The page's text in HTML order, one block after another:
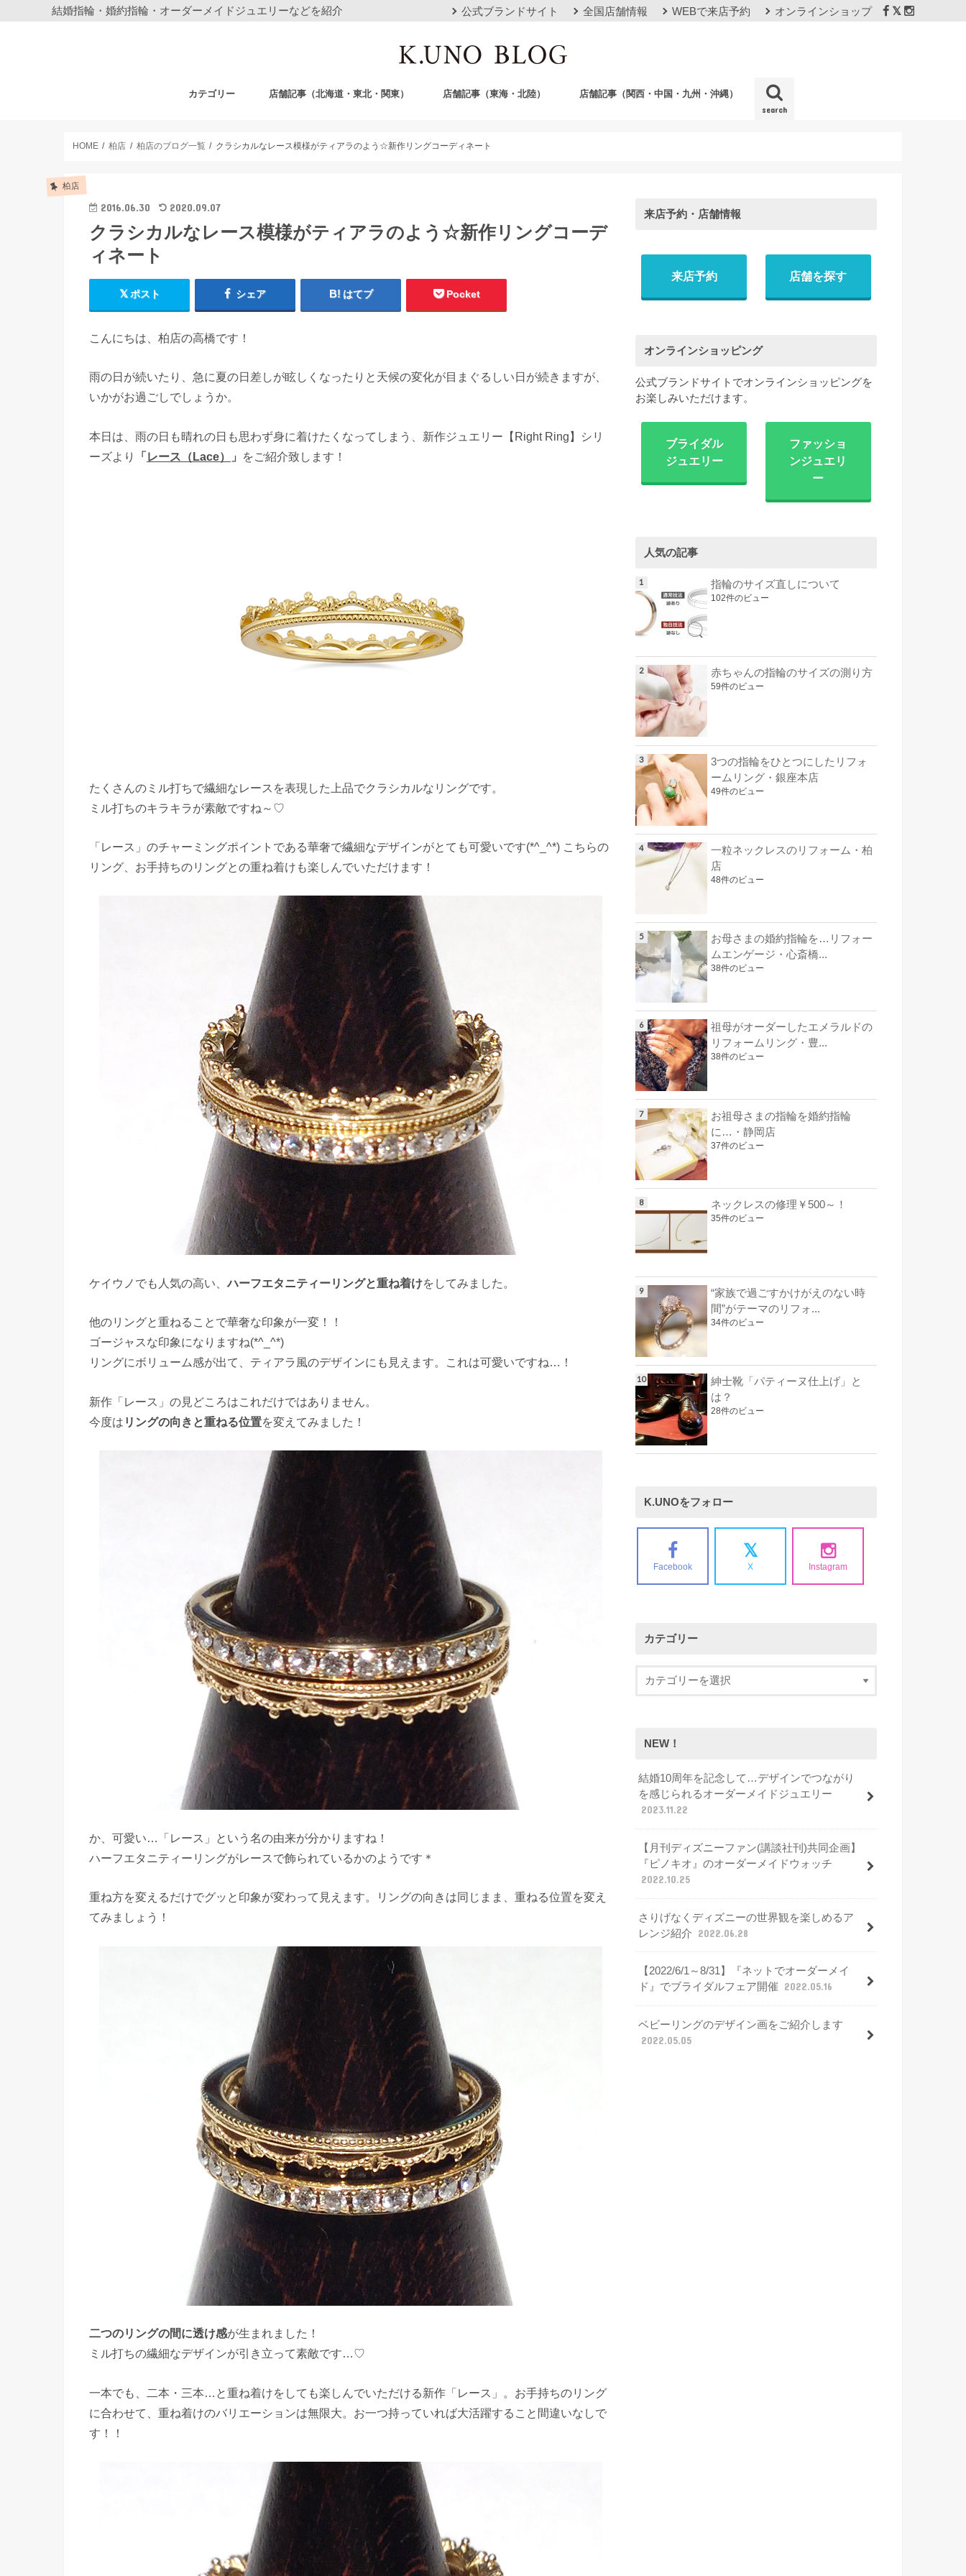
結婚指輪・婚約指輪・オーダーメイドジュエリーなどを紹介 公式ブランドサイト 全国店舗情報 WEBで来店予約 オンラインショップ
search
カテゴリー 店舗記事（北海道・東北・関東） 店舗記事（東海・北陸） 店舗記事（関西・中国・九州・沖縄）
HOME 柏店 柏店のブログ一覧 クラシカルなレース模様がティアラのよう☆新作リングコーディネート
柏店
2016.06.30 2020.09.07
クラシカルなレース模様がティアラのよう☆新作リングコーデ
ィネート
ポスト シェア はてブ Pocket
こんにちは、柏店の高橋です！
雨の日が続いたり、急に夏の日差しが眩しくなったりと天候の変化が目まぐるしい日が続きますが、
いかがお過ごしでしょうか。
本日は、雨の日も晴れの日も思わず身に着けたくなってしまう、新作ジュエリー【Right Ring】シリ
ーズより
「レース（Lace） 」 をご紹介致します！
たくさんのミル打ちで繊細なレースを表現した上品でクラシカルなリングです。
ミル打ちのキラキラが素敵ですね～♡
「レース」のチャーミングポイントである華奢で繊細なデザインがとても可愛いです(*^_^*) こちらの
リング、お手持ちのリングとの重ね着けも楽しんでいただけます！
ケイウノでも人気の高い、ハーフエタニティーリングと重ね着けをしてみました。
他のリングと重ねることで華奢な印象が一変！！
ゴージャスな印象になりますね(*^_^*)
リングにボリューム感が出て、ティアラ風のデザインにも見えます。これは可愛いですね…！
新作「レース」の見どころはこれだけではありません。
今度は リングの向きと重ねる位置を変えてみました！
か、可愛い…「レース」という名の由来が分かりますね！
ハーフエタニティーリングがレースで飾られているかのようです＊
重ね方を変えるだけでグッと印象が変わって見えます。リングの向きは同じまま、重ねる位置を変え
てみましょう！
二つのリングの間に透け感が生まれました！
ミル打ちの繊細なデザインが引き立って素敵です…♡
一本でも、二本・三本…と重ね着けをしても楽しんでいただける新作「レース」。お手持ちのリング
に合わせて、重ね着けのバリエーションは無限大。お一つ持っていれば大活躍すること間違いなしで
す！！
来店予約・店舗情報
来店予約 店舗を探す
オンラインショッピング
公式ブランドサイトでオンラインショッピングを
お楽しみいただけます。
ブライダル
ジュエリー
ファッショ
ンジュエリ
ー
人気の記事
指輪のサイズ直しについて
102件のビュー
赤ちゃんの指輪のサイズの測り方
59件のビュー
3つの指輪をひとつにしたリフォ
ームリング・銀座本店
49件のビュー
一粒ネックレスのリフォーム・柏
店
48件のビュー
お母さまの婚約指輪を…リフォー
ムエンゲージ・心斎橋...
38件のビュー
祖母がオーダーしたエメラルドの
リフォームリング・豊...
38件のビュー
お祖母さまの指輪を婚約指輪
に…・静岡店
37件のビュー
ネックレスの修理￥500～！
35件のビュー
“家族で過ごすかけがえのない時
間”がテーマのリフォ...
34件のビュー
紳士靴「パティーヌ仕上げ」と
は？
28件のビュー
K.UNOをフォロー
Facebook X Instagram
カテゴリー
NEW！
結婚10周年を記念して…デザインでつながり
を感じられるオーダーメイドジュエリー
2023.11.22
【月刊ディズニーファン(講談社刊)共同企画】
『ピノキオ』のオーダーメイドウォッチ
2022.10.25
さりげなくディズニーの世界観を楽しめるア
レンジ紹介
2022.06.28
【2022/6/1～8/31】『ネットでオーダーメイ
ド』でブライダルフェア開催
2022.05.16
ベビーリングのデザイン画をご紹介します
2022.05.05